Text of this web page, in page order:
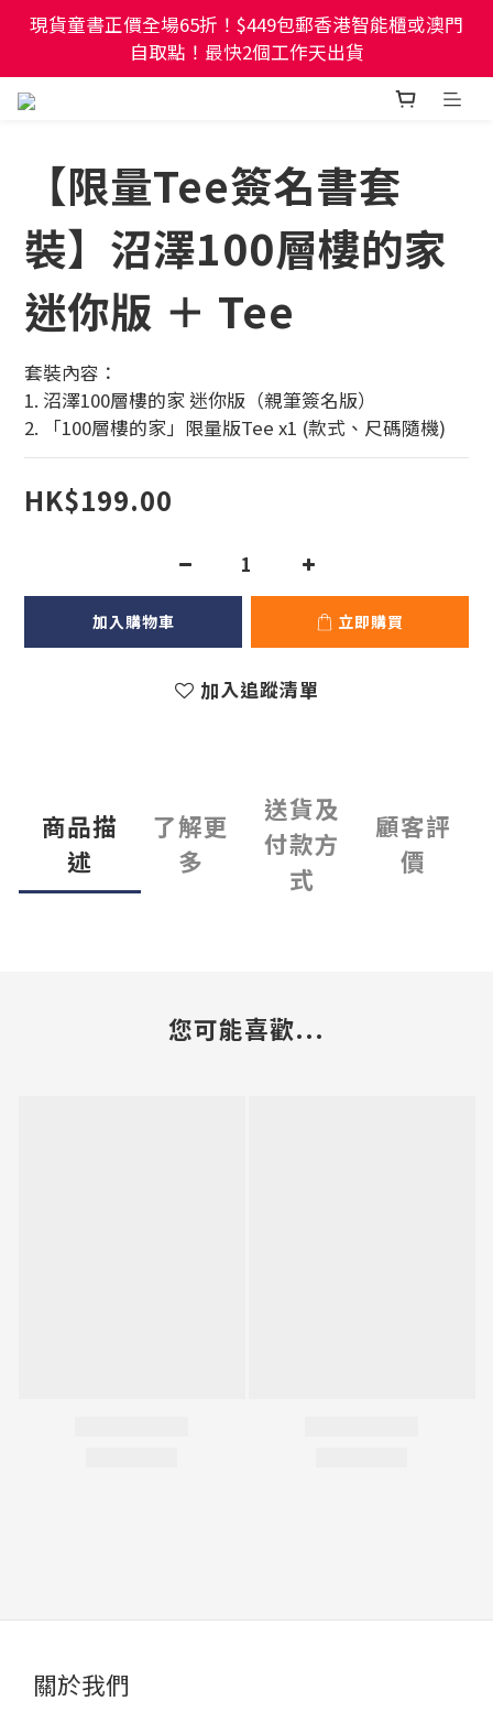
現貨童書正價全場65折！$449包郵香港智能櫃或澳門
自取點！最快2個工作天出貨
現貨童書正價全場65折！$449包郵香港智能櫃或澳門
自取點！最快2個工作天出貨
幼稚園及小學試卷/練習📚任選3件85折🌟5件75折
現貨童書正價全場65折！$449包郵香港智能櫃或澳門
自取點！最快2個工作天出貨
【限量Tee簽名書套
裝】沼澤100層樓的家
迷你版 ＋ Tee
套裝內容：
1. 沼澤100層樓的家 迷你版（親筆簽名版）
2. 「100層樓的家」限量版Tee x1 (款式、尺碼隨機)
HK$199.00
加入購物車 立即購買
加入追蹤清單
商品描
述
了解更
多
送貨及
付款方
式
顧客評
價
您可能喜歡...
關於我們